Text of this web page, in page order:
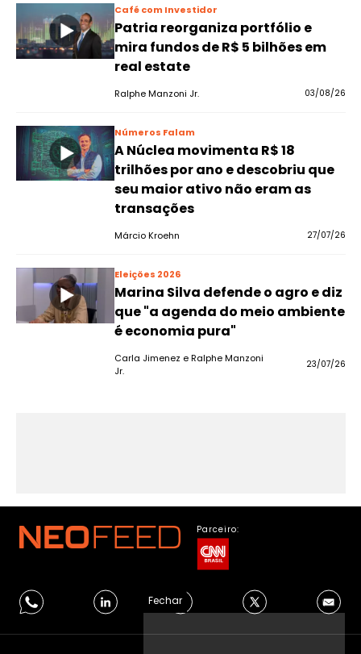
Café com Investidor
Patria reorganiza portfólio e
mira fundos de R$ 5 bilhões em
real estate
Ralphe Manzoni Jr. 03/08/26
Números Falam
A Núclea movimenta R$ 18
trilhões por ano e descobriu que
seu maior ativo não eram as
transações
Márcio Kroehn 27/07/26
Eleições 2026
Marina Silva defende o agro e diz
que "a agenda do meio ambiente
é economia pura"
Carla Jimenez e Ralphe Manzoni
Jr.
23/07/26
Fechar
Parceiro: